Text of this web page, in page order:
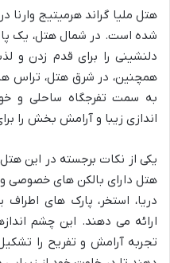
هتل ملیا گراند هرمیتیج
شده است. در شمال هتل، یک
دلنشینی را برای قدم زدن و
همچنین، در شرق هتل، تراس
به سمت تفرجگاه ساحلی و
اندازی زیبا و آرامش بخش را
یکی از نکات برجسته در این
هتل دارای بالکن های خصوصی و
دریا، استخر، پارک های
ارائه می دهند. این چشم
تجربه آرامش و تفریح را